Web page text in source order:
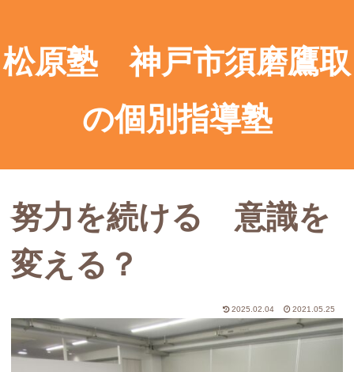
松原塾 神戸市須磨鷹取
の個別指導塾
努力を続ける 意識を
変える？
2025.02.04 2021.05.25